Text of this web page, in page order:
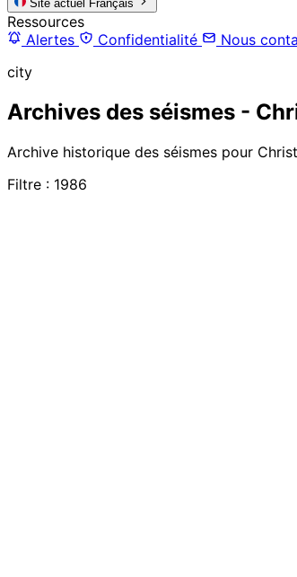
Site actuel Français
Ressources
Alertes
Confidentialité Nous
city
Archives des séismes -
Archive historique des séismes pour
Filtre : 1986